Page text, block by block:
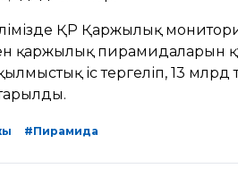
ҚР Қаржылық
қаржылық пирамидаларын
іс тергеліп, 13 млрд
#Пирамида